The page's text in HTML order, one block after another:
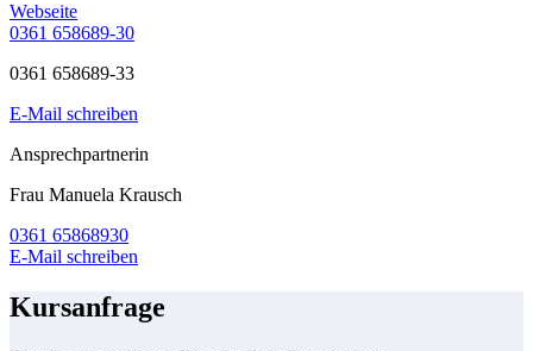
Webseite
0361 658689-30
0361 658689-33
E-Mail schreiben
Ansprechpartnerin
Frau Manuela Krausch
0361 65868930
E-Mail schreiben
Kursanfrage